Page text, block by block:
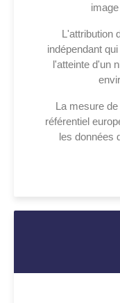
L'attribution
indépendant
l'atteinte d'un
La mesure
référentiel
les données